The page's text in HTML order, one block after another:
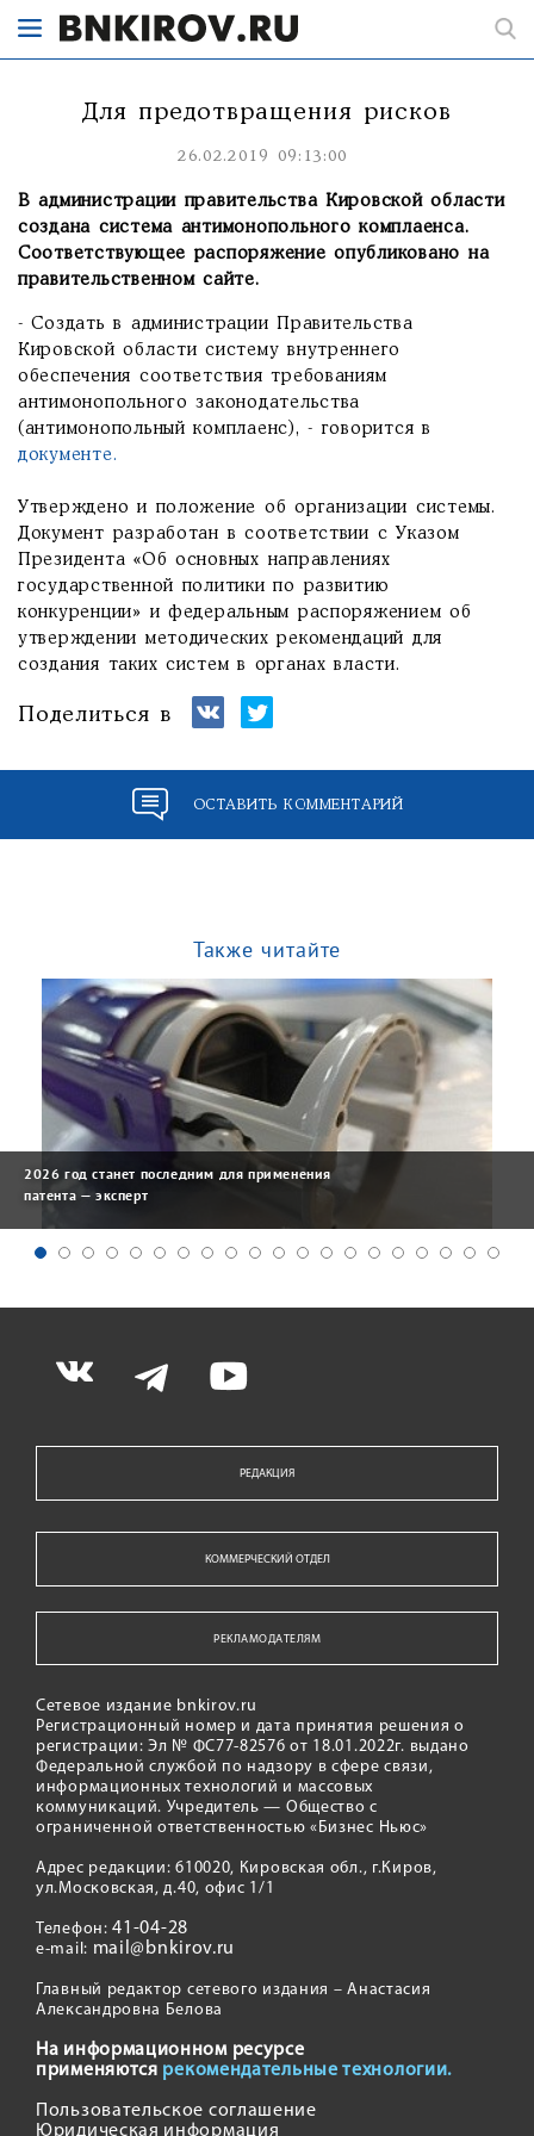
Для предотвращения рисков
26.02.2019 09:13:00
В администрации правительства Кировской области
создана система антимонопольного комплаенса.
Соответствующее распоряжение опубликовано на
правительственном сайте.
- Создать в администрации Правительства
Кировской области систему внутреннего
обеспечения соответствия требованиям
антимонопольного законодательства
(антимонопольный комплаенс), - говорится в
документе.
Утверждено и положение об организации системы.
Документ разработан в соответствии с Указом
Президента «Об основных направлениях
государственной политики по развитию
конкуренции» и федеральным распоряжением об
утверждении методических рекомендаций для
создания таких систем в органах власти.
Поделиться в
ОСТАВИТЬ КОММЕНТАРИЙ
Также читайте
2026 год станет последним для применения
патента — эксперт
РЕДАКЦИЯ
КОММЕРЧЕСКИЙ ОТДЕЛ
РЕКЛАМОДАТЕЛЯМ
Сетевое издание bnkirov.ru
Регистрационный номер и дата принятия решения о
регистрации: Эл № ФС77-82576 от 18.01.2022г. выдано
Федеральной службой по надзору в сфере связи,
информационных технологий и массовых
коммуникаций. Учредитель — Общество с
ограниченной ответственностью «Бизнес Ньюс»
Адрес редакции: 610020, Кировская обл., г.Киров,
ул.Московская, д.40, офис 1/1
Телефон:41-04-28
e-mail: mail@bnkirov.ru
Главный редактор сетевого издания – Анастасия
Александровна Белова
На информационном ресурсе
применяются рекомендательные технологии.
Пользовательское соглашение
Юридическая информация